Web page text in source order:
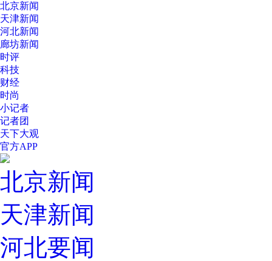
北京新闻
天津新闻
河北新闻
廊坊新闻
时评
科技
财经
时尚
小记者
记者团
天下大观
官方APP
北京新闻
天津新闻
河北要闻